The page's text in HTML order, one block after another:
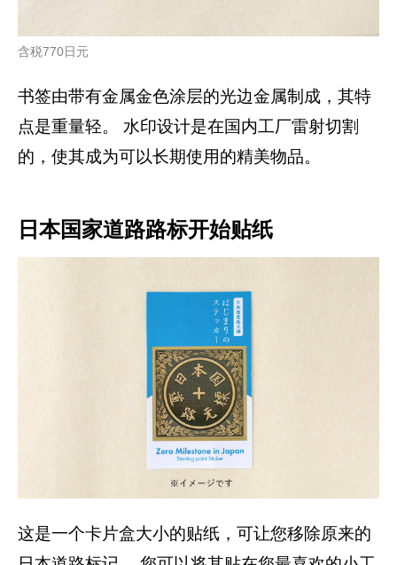
含税770日元
书签由带有金属金色涂层的光边金属制成，其特
点是重量轻。 水印设计是在国内工厂雷射切割
的，使其成为可以长期使用的精美物品。
日本国家道路路标开始贴纸
这是一个卡片盒大小的贴纸，可让您移除原来的